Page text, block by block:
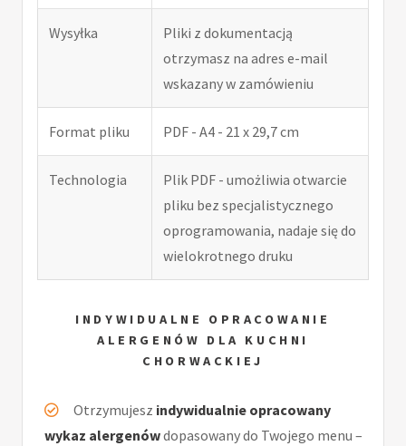
Wysyłka
Pliki z dokumentacją
otrzymasz na adres e-mail
wskazany w zamówieniu
Format pliku PDF - A4 - 21 x 29,7 cm
Technologia
Plik PDF - umożliwia otwarcie
pliku bez specjalistycznego
oprogramowania, nadaje się do
wielokrotnego druku
INDYWIDUALNE OPRACOWANIE
ALERGENÓW DLA KUCHNI
CHORWACKIEJ
Otrzymujesz indywidualnie opracowany
wykaz alergenówdopasowany do Twojego menu –